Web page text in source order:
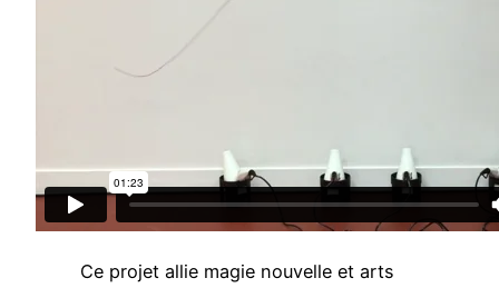
Ce projet allie magie nouvelle et arts